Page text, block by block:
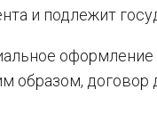
и подлежит
образом,